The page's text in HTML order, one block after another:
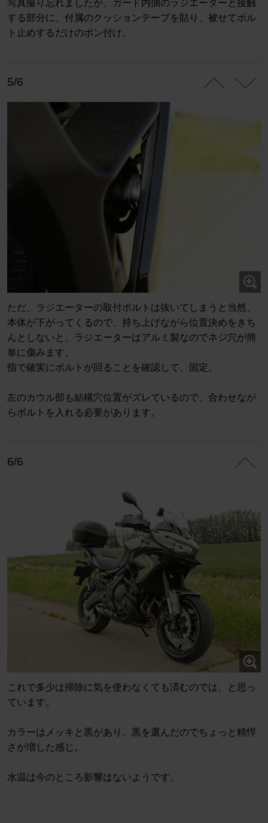
写真撮り忘れましたが、ガード内側のラジエーターと接触
する部分に、付属のクッションテープを貼り、被せてボル
ト止めするだけのポン付け。
5/6
ただ、ラジエーターの取付ボルトは抜いてしまうと当然、
本体が下がってくるので、持ち上げながら位置決めをきち
んとしないと、ラジエーターはアルミ製なのでネジ穴が簡
単に傷みます。
指で確実にボルトが回ることを確認して、固定。
左のカウル部も結構穴位置がズレているので、合わせなが
らボルトを入れる必要があります。
6/6
これで多少は掃除に気を使わなくても済むのでは、と思っ
ています。
カラーはメッキと黒があり、黒を選んだのでちょっと精悍
さが増した感じ。
水温は今のところ影響はないようです。